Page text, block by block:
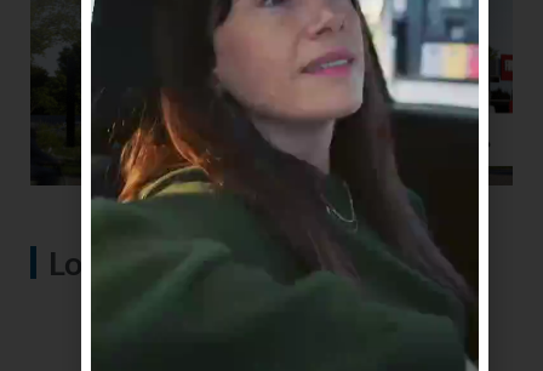
Lo más visto